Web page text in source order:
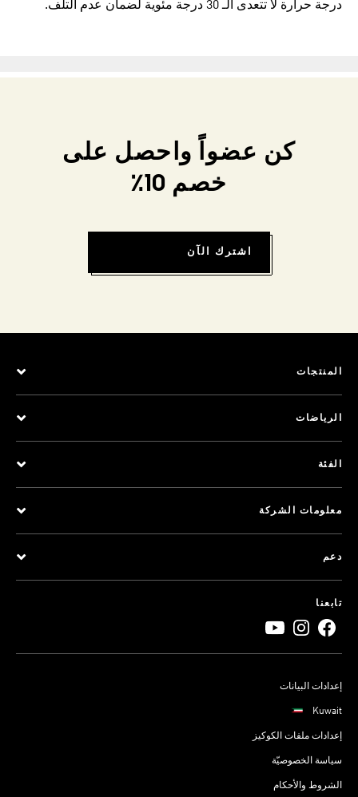
درجة حرارة لا تتعدى الـ 30 درجة مئوية لضمان عدم التلف.
كن عضواً واحصل على
خصم 10٪
اشترك الآن
المنتجات
الرياضات
الفئة
معلومات الشركة
دعم
تابعنا
إعدادات البيانات
Kuwait
إعدادات ملفات الكوكيز
سياسة الخصوصيّة
الشروط والأحكام